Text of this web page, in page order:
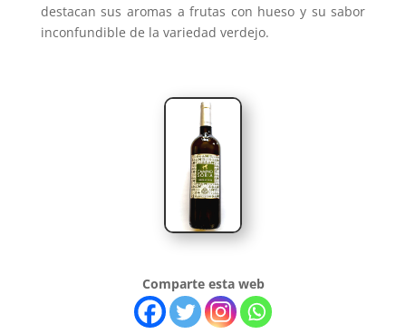
destacan sus aromas a frutas con hueso y su sabor
inconfundible de la variedad verdejo.
Comparte esta web